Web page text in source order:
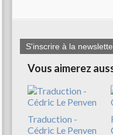
S'inscrire à la
Vous aimerez
Traduction -
Cédric Le Penven